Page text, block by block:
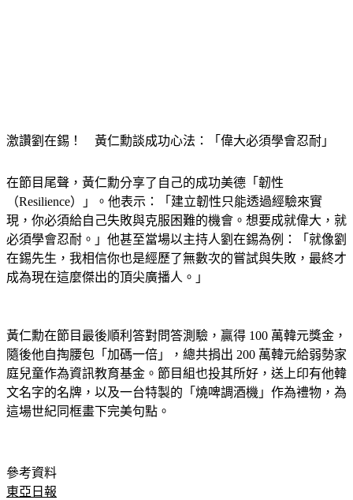
激讚劉在錫！　黃仁勳談成功心法：「偉大必須學會忍耐」
在節目尾聲，黃仁勳分享了自己的成功美德「韌性
（Resilience）」。他表示：「建立韌性只能透過經驗來實
現，你必須給自己失敗與克服困難的機會。想要成就偉大，就
必須學會忍耐。」他甚至當場以主持人劉在錫為例：「就像劉
在錫先生，我相信你也是經歷了無數次的嘗試與失敗，最終才
成為現在這麼傑出的頂尖廣播人。」
黃仁勳在節目最後順利答對問答測驗，贏得 100 萬韓元獎金，
隨後他自掏腰包「加碼一倍」，總共捐出 200 萬韓元給弱勢家
庭兒童作為資訊教育基金。節目組也投其所好，送上印有他韓
文名字的名牌，以及一台特製的「燒啤調酒機」作為禮物，為
這場世紀同框畫下完美句點。
參考資料
東亞日報